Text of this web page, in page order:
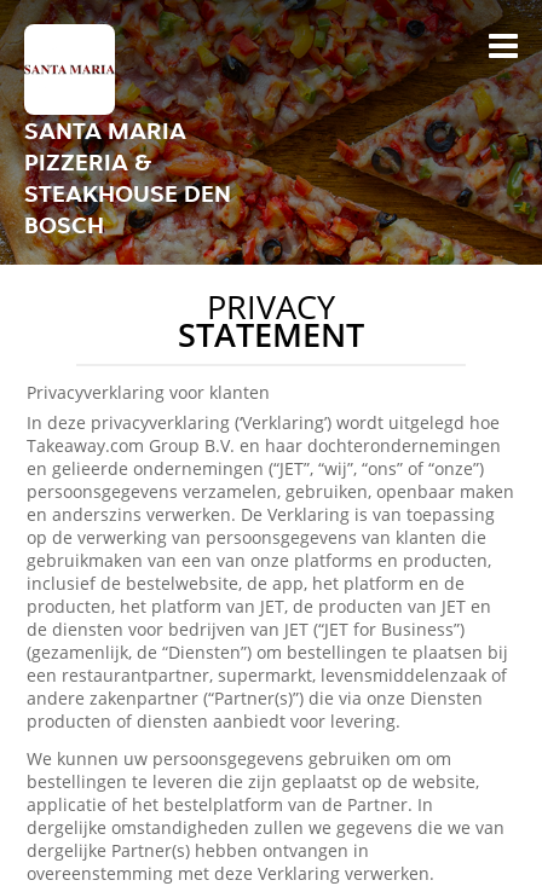
SANTA MARIA
PIZZERIA &
STEAKHOUSE DEN
BOSCH
PRIVACY
STATEMENT
Privacyverklaring voor klanten
In deze privacyverklaring (‘Verklaring’) wordt uitgelegd hoe
Takeaway.com Group B.V. en haar dochterondernemingen
en gelieerde ondernemingen (“JET”, “wij”, “ons” of “onze”)
persoonsgegevens verzamelen, gebruiken, openbaar maken
en anderszins verwerken. De Verklaring is van toepassing
op de verwerking van persoonsgegevens van klanten die
gebruikmaken van een van onze platforms en producten,
inclusief de bestelwebsite, de app, het platform en de
producten, het platform van JET, de producten van JET en
de diensten voor bedrijven van JET (“JET for Business”)
(gezamenlijk, de “Diensten”) om bestellingen te plaatsen bij
een restaurantpartner, supermarkt, levensmiddelenzaak of
andere zakenpartner (“Partner(s)”) die via onze Diensten
producten of diensten aanbiedt voor levering.
We kunnen uw persoonsgegevens gebruiken om om
bestellingen te leveren die zijn geplaatst op de website,
applicatie of het bestelplatform van de Partner. In
dergelijke omstandigheden zullen we gegevens die we van
dergelijke Partner(s) hebben ontvangen in
overeenstemming met deze Verklaring verwerken.